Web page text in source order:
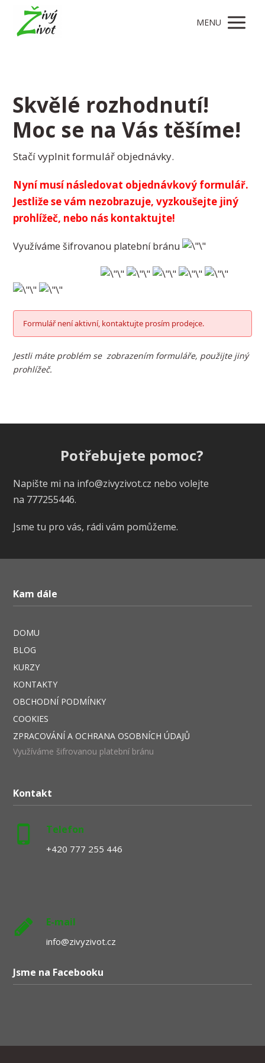
MENU
Skvělé rozhodnutí!
Moc se na Vás těšíme!
Stačí vyplnit formulář objednávky.
Nyní musí následovat objednávkový formulář.
Jestliže se vám nezobrazuje, vyzkoušejte jiný
prohlížeč, nebo nás kontaktujte!
Využíváme šifrovanou platební bránu
Formulář není aktivní, kontaktujte prosím prodejce.
Jestli máte problém se zobrazením formuláře, použijte jiný
prohlížeč.
Potřebujete pomoc?
Napište mi na info@zivyzivot.cz nebo volejte
na 777255446.
Jsme tu pro vás, rádi vám pomůžeme.
Kam dále
DOMU
BLOG
KURZY
KONTAKTY
OBCHODNÍ PODMÍNKY
COOKIES
ZPRACOVÁNÍ A OCHRANA OSOBNÍCH ÚDAJŮ
Využíváme šifrovanou platební bránu
Kontakt
Telefon
+420 777 255 446
E-mail
info@zivyzivot.cz
Jsme na Facebooku